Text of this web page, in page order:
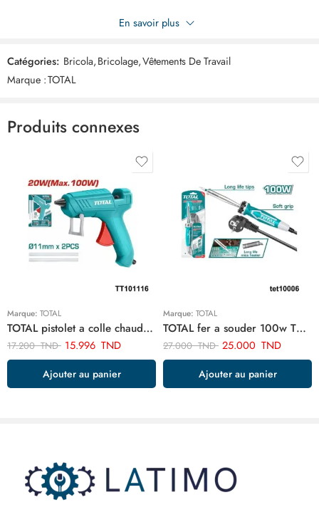
Soyez le premier à donner votre avis sur “TOTAL Manteau de pluie
THTRC031.XXXL”
Commentaires
Il n'y a pas encore de critiques.
En savoir plus
Catégories: Bricola,Bricolage,Vêtements De Travail
Marque :TOTAL
Produits connexes
Marque: TOTAL
TOTAL pistolet a colle chaude 100w TT101116
17.200TND 15.996 TND
Ajouter au panier
Marque: TOTAL
TOTAL fer a souder 100w TET10006
27.000TND 25.000 TND
Ajouter au panier